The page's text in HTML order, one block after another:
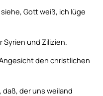
Gott weiß, ich lüge
Syrien und Zilizien.
den christlichen
der uns weiland